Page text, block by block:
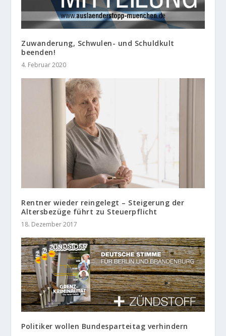
Zuwanderung, Schwulen- und Schuldkult
beenden!
4. Februar 2020
Rentner wieder reingelegt – Steigerung der
Altersbezüge führt zu Steuerpflicht
18. Dezember 2017
Politiker wollen Bundesparteitag verhindern